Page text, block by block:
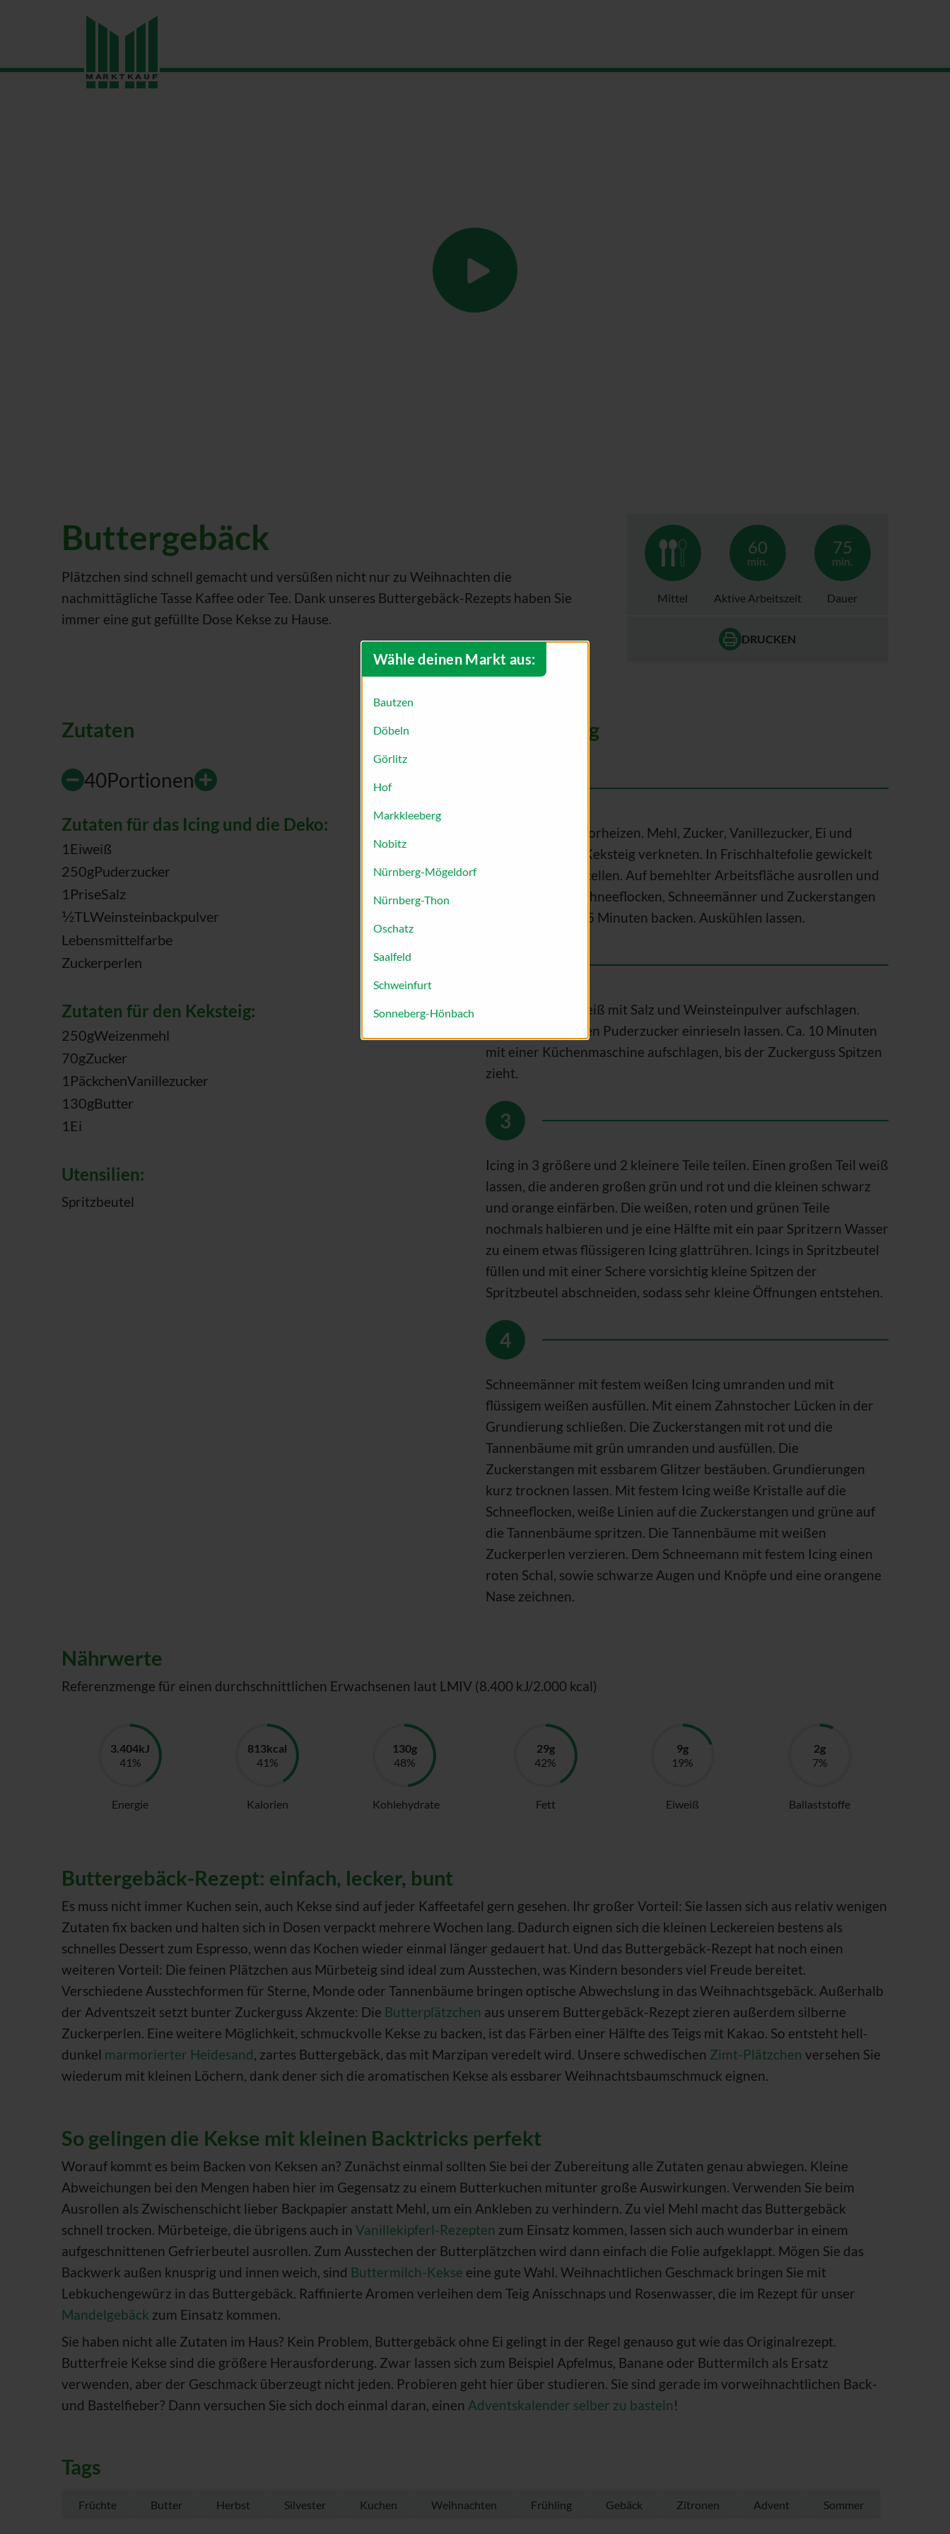
Buttergebäck
Plätzchen sind schnell gemacht und versüßen nicht nur zu Weihnachten die
nachmittägliche Tasse Kaffee oder Tee. Dank unseres Buttergebäck-Rezepts haben Sie
immer eine gut gefüllte Dose Kekse zu Hause.
Mittel
60
min.
Aktive Arbeitszeit
75
min.
Dauer
DRUCKEN
Zutaten
40Portionen
Zutaten für das Icing und die Deko:
1 Eiweiß
250gPuderzucker
1 PriseSalz
1/2TL Weinsteinbackpulver
Lebensmittelfarbe
Zuckerperlen
Zutaten für den Keksteig:
250gWeizenmehl
70gZucker
1 PäckchenVanillezucker
130gButter
1 Ei
Utensilien:
Spritzbeutel
Zubereitung
Ofen auf 180°C vorheizen. Mehl, Zucker, Vanillezucker, Ei und
Butter zu einem Keksteig verkneten. In Frischhaltefolie gewickelt
30 Minuten kaltstellen. Auf bemehlter Arbeitsfläche ausrollen und
Tannenbäume, Schneeflocken, Schneemänner und Zuckerstangen
ausstechen. 10-15 Minuten backen. Auskühlen lassen.
Für das Icing Eiweiß mit Salz und Weinsteinpulver aufschlagen.
Nach und nach den Puderzucker einrieseln lassen. Ca. 10 Minuten
mit einer Küchenmaschine aufschlagen, bis der Zuckerguss Spitzen
zieht.
Icing in 3 größere und 2 kleinere Teile teilen. Einen großen Teil weiß
lassen, die anderen großen grün und rot und die kleinen schwarz
und orange einfärben. Die weißen, roten und grünen Teile
nochmals halbieren und je eine Hälfte mit ein paar Spritzern Wasser
zu einem etwas flüssigeren Icing glattrühren. Icings in Spritzbeutel
füllen und mit einer Schere vorsichtig kleine Spitzen der
Spritzbeutel abschneiden, sodass sehr kleine Öffnungen entstehen.
Schneemänner mit festem weißen Icing umranden und mit
flüssigem weißen ausfüllen. Mit einem Zahnstocher Lücken in der
Grundierung schließen. Die Zuckerstangen mit rot und die
Tannenbäume mit grün umranden und ausfüllen. Die
Zuckerstangen mit essbarem Glitzer bestäuben. Grundierungen
kurz trocknen lassen. Mit festem Icing weiße Kristalle auf die
Schneeflocken, weiße Linien auf die Zuckerstangen und grüne auf
die Tannenbäume spritzen. Die Tannenbäume mit weißen
Zuckerperlen verzieren. Dem Schneemann mit festem Icing einen
roten Schal, sowie schwarze Augen und Knöpfe und eine orangene
Nase zeichnen.
Nährwerte
Referenzmenge für einen durchschnittlichen Erwachsenen laut LMIV (8.400 kJ/2.000 kcal)
Energie Kalorien Kohlehydrate Fett Eiweiß Ballaststoffe
Buttergebäck-Rezept: einfach, lecker, bunt
Es muss nicht immer Kuchen sein, auch Kekse sind auf jeder Kaffeetafel gern gesehen. Ihr großer Vorteil: Sie lassen sich aus relativ wenigen
Zutaten fix backen und halten sich in Dosen verpackt mehrere Wochen lang. Dadurch eignen sich die kleinen Leckereien bestens als
schnelles Dessert zum Espresso, wenn das Kochen wieder einmal länger gedauert hat. Und das Buttergebäck-Rezept hat noch einen
weiteren Vorteil: Die feinen Plätzchen aus Mürbeteig sind ideal zum Ausstechen, was Kindern besonders viel Freude bereitet.
Verschiedene Ausstechformen für Sterne, Monde oder Tannenbäume bringen optische Abwechslung in das Weihnachtsgebäck. Außerhalb
der Adventszeit setzt bunter Zuckerguss Akzente: Die Butterplätzchen aus unserem Buttergebäck-Rezept zieren außerdem silberne
Zuckerperlen. Eine weitere Möglichkeit, schmuckvolle Kekse zu backen, ist das Färben einer Hälfte des Teigs mit Kakao. So entsteht hell-
dunkel marmorierter Heidesand , zartes Buttergebäck, das mit Marzipan veredelt wird. Unsere schwedischen Zimt-Plätzchen versehen Sie
wiederum mit kleinen Löchern, dank dener sich die aromatischen Kekse als essbarer Weihnachtsbaumschmuck eignen.
So gelingen die Kekse mit kleinen Backtricks perfekt
Worauf kommt es beim Backen von Keksen an? Zunächst einmal sollten Sie bei der Zubereitung alle Zutaten genau abwiegen. Kleine
Abweichungen bei den Mengen haben hier im Gegensatz zu einem Butterkuchen mitunter große Auswirkungen. Verwenden Sie beim
Ausrollen als Zwischenschicht lieber Backpapier anstatt Mehl, um ein Ankleben zu verhindern. Zu viel Mehl macht das Buttergebäck
schnell trocken. Mürbeteige, die übrigens auch in Vanillekipferl-Rezepten zum Einsatz kommen, lassen sich auch wunderbar in einem
aufgeschnittenen Gefrierbeutel ausrollen. Zum Ausstechen der Butterplätzchen wird dann einfach die Folie aufgeklappt. Mögen Sie das
Backwerk außen knusprig und innen weich, sind Buttermilch-Kekse eine gute Wahl. Weihnachtlichen Geschmack bringen Sie mit
Lebkuchengewürz in das Buttergebäck. Raffinierte Aromen verleihen dem Teig Anisschnaps und Rosenwasser, die im Rezept für unser
Mandelgebäck zum Einsatz kommen.
Sie haben nicht alle Zutaten im Haus? Kein Problem, Buttergebäck ohne Ei gelingt in der Regel genauso gut wie das Originalrezept.
Butterfreie Kekse sind die größere Herausforderung. Zwar lassen sich zum Beispiel Apfelmus, Banane oder Buttermilch als Ersatz
verwenden, aber der Geschmack überzeugt nicht jeden. Probieren geht hier über studieren. Sie sind gerade im vorweihnachtlichen Back-
und Bastelfieber? Dann versuchen Sie sich doch einmal daran, einen Adventskalender selber zu basteln!
Tags
Früchte Butter Herbst Silvester Kuchen Weihnachten Frühling Gebäck Zitronen Advent Sommer
Wähle deinen Markt aus:
Bautzen
Döbeln
Görlitz
Hof
Markkleeberg
Nobitz
Nürnberg-Mögeldorf
Nürnberg-Thon
Oschatz
Saalfeld
Schweinfurt
Sonneberg-Hönbach